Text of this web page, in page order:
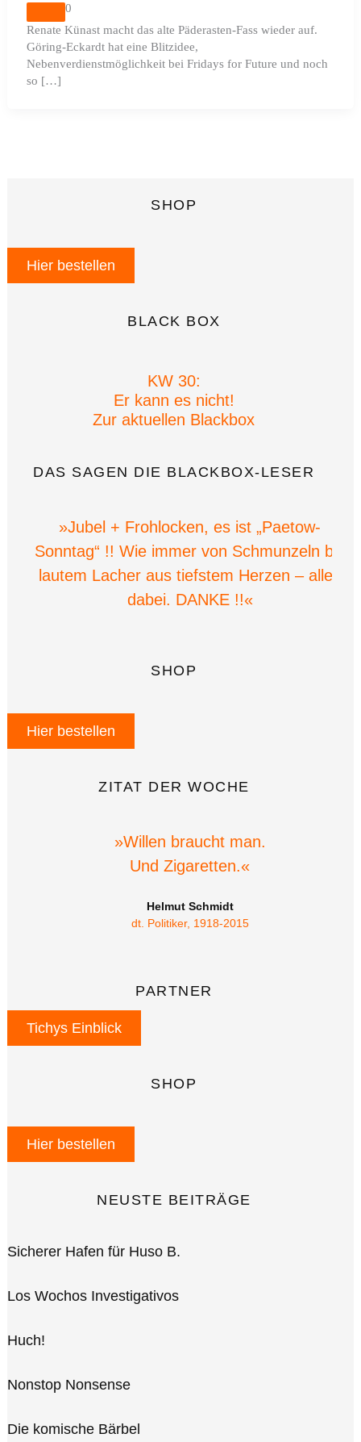
0
Renate Künast macht das alte Päderasten-Fass wieder auf.
Göring-Eckardt hat eine Blitzidee,
Nebenverdienstmöglichkeit bei Fridays for Future und noch
so […]
SHOP
Hier bestellen
BLACK BOX
KW 30:
Er kann es nicht!
Zur aktuellen Blackbox
DAS SAGEN DIE BLACKBOX-LESER
»Jubel + Frohlocken, es ist „Paetow-
Sonntag“ !! Wie immer von Schmunzeln bis
lautem Lacher aus tiefstem Herzen – alles
dabei. DANKE !!«
SHOP
Hier bestellen
ZITAT DER WOCHE
»Willen braucht man.
Und Zigaretten.«
Helmut Schmidt
dt. Politiker, 1918-2015
PARTNER
Tichys Einblick
SHOP
Hier bestellen
NEUSTE BEITRÄGE
Sicherer Hafen für Huso B.
Los Wochos Investigativos
Huch!
Nonstop Nonsense
Die komische Bärbel